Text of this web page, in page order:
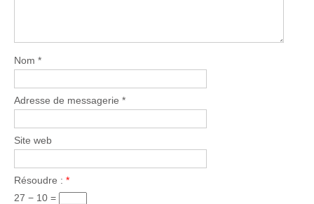
Nom *
Adresse de messagerie *
Site web
Résoudre : *
27 − 10 =